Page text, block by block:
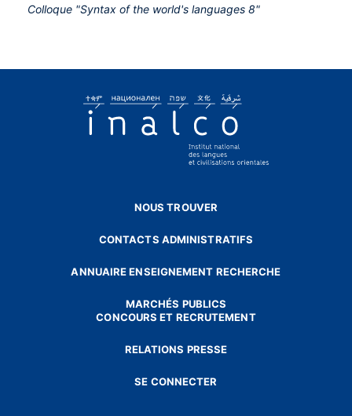
Colloque "Syntax of the world's languages 8"
NOUS TROUVER
CONTACTS ADMINISTRATIFS
ANNUAIRE ENSEIGNEMENT RECHERCHE
MARCHÉS PUBLICS
CONCOURS ET RECRUTEMENT
RELATIONS PRESSE
SE CONNECTER